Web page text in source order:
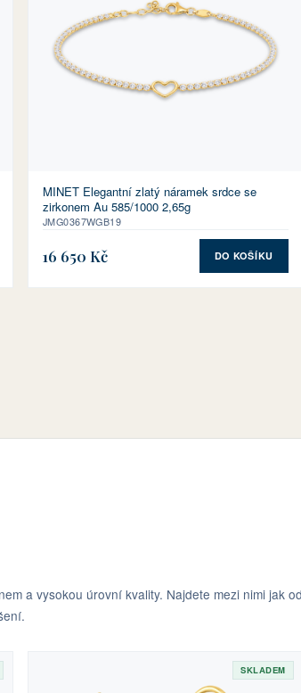
MINET Elegantní zlatý náramek srdce se
zirkonem Au 585/1000 2,65g
JMG0367WGB19
16 650 Kč DO KOŠÍKU
a vysokou úrovní kvality. Najdete mezi nimi jak
SKLADEM